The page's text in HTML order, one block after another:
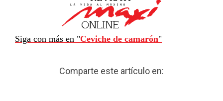
Siga con más en "Ceviche de camarón"
Comparte este artículo en: